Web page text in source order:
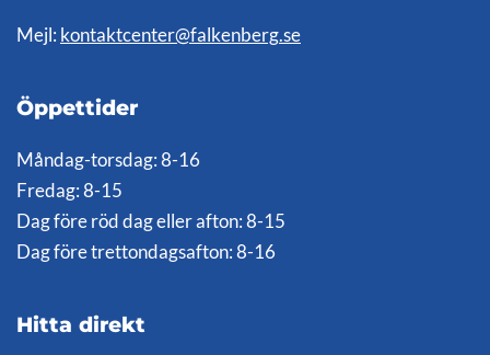
Mejl: kontaktcenter@falkenberg.se
Öppettider
Måndag-torsdag: 8-16
Fredag: 8-15
Dag före röd dag eller afton: 8-15
Dag före trettondagsafton: 8-16
Hitta direkt